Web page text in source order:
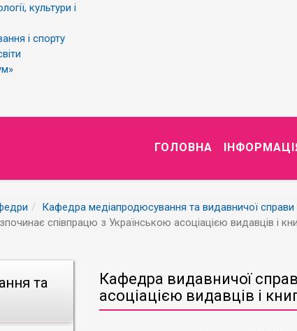
культури і
і спорту
ГОЛОВНА
Кафедра медіапродюсування та видавничої справи
співпрацю з Українською асоціацією видавців і
та
Кафедра видавничої
асоціацією видавців і